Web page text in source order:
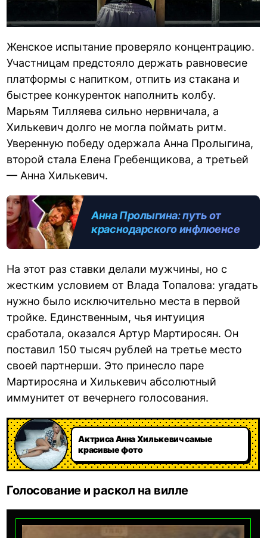
Женское испытание проверяло концентрацию.
Участницам предстояло держать равновесие
платформы с напитком, отпить из стакана и
быстрее конкуренток наполнить колбу.
Марьям Тилляева сильно нервничала, а
Хилькевич долго не могла поймать ритм.
Уверенную победу одержала Анна Пролыгина,
второй стала Елена Гребенщикова, а третьей
— Анна Хилькевич.
Анна Пролыгина: путь от
краснодарского инфлюенсера
На этот раз ставки делали мужчины, но с
жестким условием от Влада Топалова: угадать
нужно было исключительно места в первой
тройке. Единственным, чья интуиция
сработала, оказался Артур Мартиросян. Он
поставил 150 тысяч рублей на третье место
своей партнерши. Это принесло паре
Мартиросяна и Хилькевич абсолютный
иммунитет от вечернего голосования.
Актриса Анна Хилькевич самые
красивые фото
Голосование и раскол на вилле